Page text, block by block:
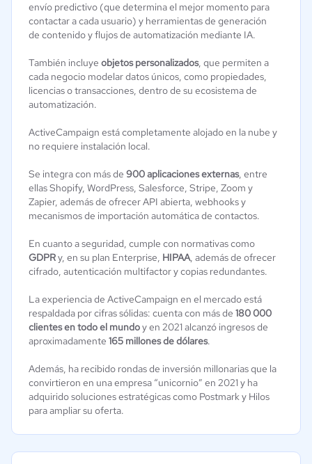
envío predictivo (que determina el mejor momento para
contactar a cada usuario) y herramientas de generación
de contenido y flujos de automatización mediante IA.
También incluye objetos personalizados, que permiten a
cada negocio modelar datos únicos, como propiedades,
licencias o transacciones, dentro de su ecosistema de
automatización.
ActiveCampaign está completamente alojado en la nube y
no requiere instalación local.
Se integra con más de 900 aplicaciones externas, entre
ellas Shopify, WordPress, Salesforce, Stripe, Zoom y
Zapier, además de ofrecer API abierta, webhooks y
mecanismos de importación automática de contactos.
En cuanto a seguridad, cumple con normativas como
GDPRy, en su plan Enterprise, HIPAA, además de ofrecer
cifrado, autenticación multifactor y copias redundantes.
La experiencia de ActiveCampaign en el mercado está
respaldada por cifras sólidas: cuenta con más de 180 000
clientes en todo el mundoy en 2021 alcanzó ingresos de
aproximadamente 165 millones de dólares.
Además, ha recibido rondas de inversión millonarias que la
convirtieron en una empresa “unicornio” en 2021 y ha
adquirido soluciones estratégicas como Postmark y Hilos
para ampliar su oferta.